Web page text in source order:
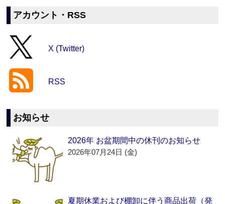
アカウント・RSS
X (Twitter)
RSS
お知らせ
2026年 お盆期間中の休刊のお知らせ
2026年07月24日 (金)
夏期休業および棚卸に伴う商品出荷（発